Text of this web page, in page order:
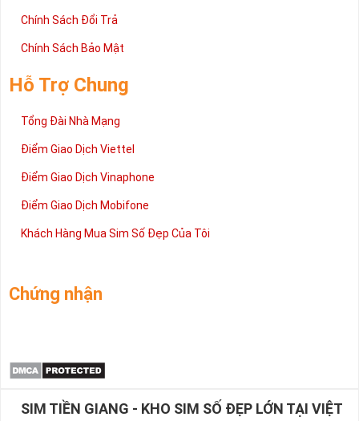
Chính Sách Đổi Trả
Chính Sách Bảo Mật
Hỗ Trợ Chung
Tổng Đài Nhà Mạng
Điểm Giao Dịch Viettel
Điểm Giao Dịch Vinaphone
Điểm Giao Dịch Mobifone
Khách Hàng Mua Sim Số Đẹp Của Tôi
Chứng nhận
SIM TIỀN GIANG - KHO SIM SỐ ĐẸP LỚN TẠI VIỆT